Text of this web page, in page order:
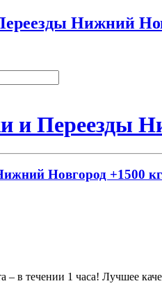
Нижний
и Переезды
Новгород +1500
– в течении 1 часа! Лучшее